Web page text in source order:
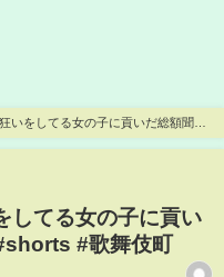
いをしてる女の子に貢いだ総額聞い
してる女の子に貢い
#歌舞伎町